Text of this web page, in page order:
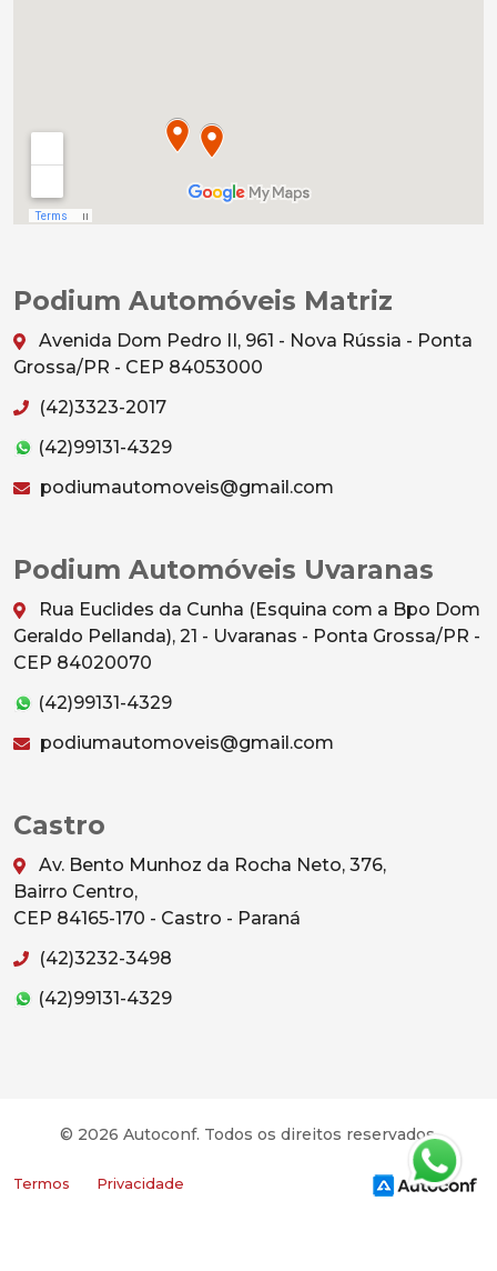
Podium Automóveis Matriz
Avenida Dom Pedro II, 961 - Nova Rússia - Ponta
Grossa/PR - CEP 84053000
(42)3323-2017
(42)99131-4329
podiumautomoveis@gmail.com
Podium Automóveis Uvaranas
Rua Euclides da Cunha (Esquina com a Bpo Dom
Geraldo Pellanda), 21 - Uvaranas - Ponta Grossa/PR -
CEP 84020070
(42)99131-4329
podiumautomoveis@gmail.com
Castro
Av. Bento Munhoz da Rocha Neto, 376,
Bairro Centro,
CEP 84165-170 - Castro - Paraná
(42)3232-3498
(42)99131-4329
© 2026 Autoconf. Todos os direitos reservados.
Termos Privacidade